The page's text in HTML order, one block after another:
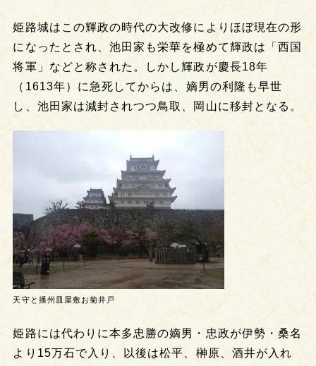
姫路城はこの輝政の時代の大改修によりほぼ現在の形
になったとされ、池田家も栄華を極めて輝政は「西国
将軍」などと称された。しかし輝政が慶長18年
（1613年）に急死してからは、嫡男の利隆も早世
し、池田家は減封されつつ鳥取、岡山に移封となる。
天守と播州皿屋敷お菊井戸
姫路には代わりに本多忠勝の嫡男・忠政が伊勢・桑名
より15万石で入り、以後は松平、榊原、酒井が入れ